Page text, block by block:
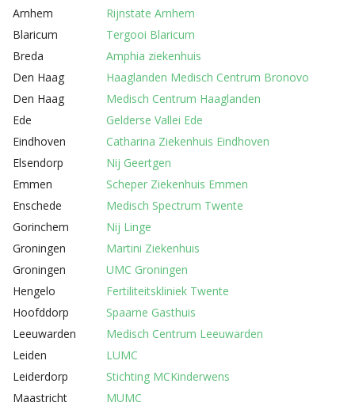
Arnhem
Rijnstate Arnhem
Blaricum
Tergooi Blaricum
Breda
Amphia ziekenhuis
Den Haag
Haaglanden Medisch Centrum Bronovo
Den Haag
Medisch Centrum Haaglanden
Ede
Gelderse Vallei Ede
Eindhoven
Catharina Ziekenhuis Eindhoven
Elsendorp
Nij Geertgen
Emmen
Scheper Ziekenhuis Emmen
Enschede
Medisch Spectrum Twente
Gorinchem
Nij Linge
Groningen
Martini Ziekenhuis
Groningen
UMC Groningen
Hengelo
Fertiliteitskliniek Twente
Hoofddorp
Spaarne Gasthuis
Leeuwarden
Medisch Centrum Leeuwarden
Leiden
LUMC
Leiderdorp
Stichting MCKinderwens
Maastricht
MUMC